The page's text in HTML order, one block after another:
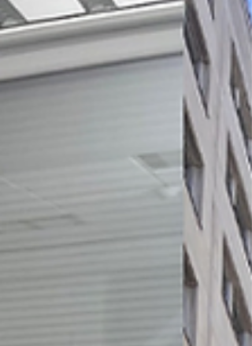
troisième matin, pendant leur workshop, chacun des 8
participants a pu découvrir le massage assis dans un
petit coin cocooning que j’avais préparé avec
de soin.